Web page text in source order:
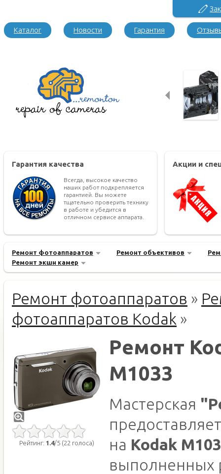
Каталог Новости Гарантия
Гарантия качества
Всегда, высокое качество
наших работ подкрепляется
гарантией. Вы можете
тщательно проверить технику
в работе и убедится в
отличном сервисе аппарата.
Акции и
Ремонт фотоаппаратов Ремонт объективов
Ремонт экшн камер
Ремонт фотоаппаратов »
фотоаппаратов Kodak »
Рейтинг: 1.4/5 (22 голоса)
Ремонт
M1033
Мастерская
на Kodak
выполненных